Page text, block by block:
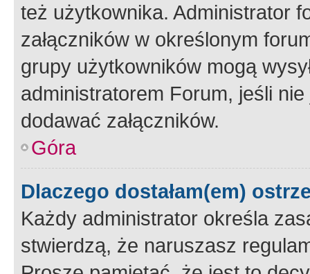
też użytkownika. Administrator
załączników w określonym
grupy użytkowników mogą
administratorem Forum, jeśli
dodawać załączników.
Góra
Dlaczego dostałam(em)
Każdy administrator określa
stwierdzą, że naruszasz